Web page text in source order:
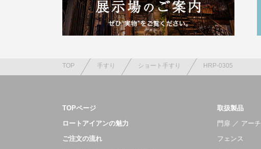
TOP 手すり ショート手すり HRP-0305
TOPページ
ロートアイアンの魅力
ご注文の流れ
取扱製品
門扉 ／ アーチ
フェンス